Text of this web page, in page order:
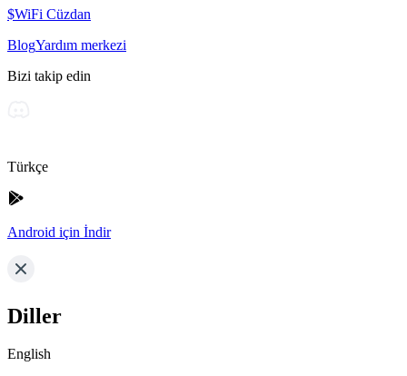
$WiFi Cüzdan
BlogYardım merkezi
Bizi takip edin
Türkçe
Android için İndir
Diller
English